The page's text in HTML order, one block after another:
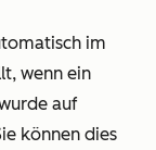
im
wenn ein
auf
können dies